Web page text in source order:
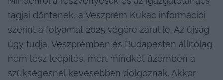
tagjai döntenek, a Veszprém Kukac információi
szerint a folyamat 2025 végére zárul le. Az újság
úgy tudja, Veszprémben és Budapesten állítólag
nem lesz leépítés, mert mindkét üzemben a
szükségesnél kevesebben dolgoznak. Akkor